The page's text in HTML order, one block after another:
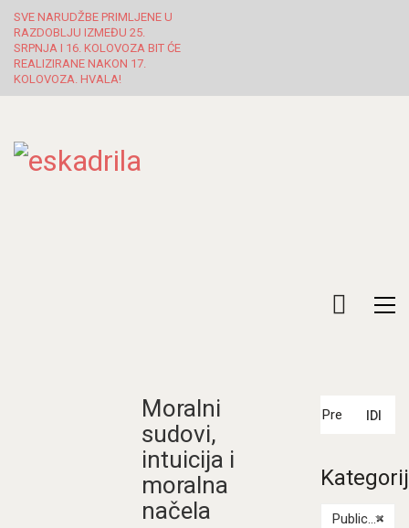
SVE NARUDŽBE PRIMLJENE U
RAZDOBLJU IZMEĐU 25.
SRPNJA I 16. KOLOVOZA BIT ĆE
REALIZIRANE NAKON 17.
KOLOVOZA. HVALA!
Moralni
sudovi,
intuicija i
moralna
načela
IDI
×
Publicistika